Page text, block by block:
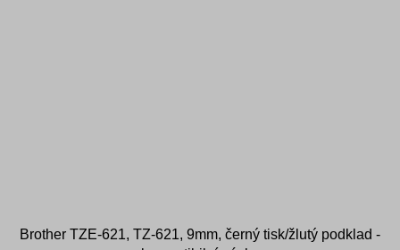
Brother TZE-621, TZ-621, 9mm, černý tisk/žlutý podklad -